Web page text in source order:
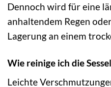
Dennoch wird für eine
anhaltendem Regen
Lagerung an einem
Wie reinige ich die
Leichte